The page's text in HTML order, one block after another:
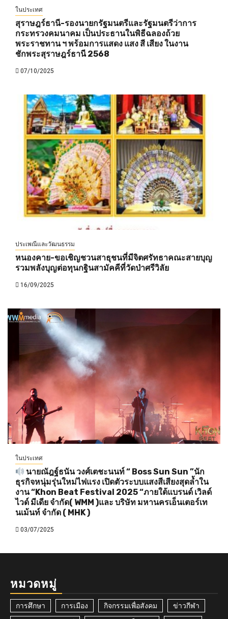
ในประเทศ
สุราษฎร์ธานี-รองนายกรัฐมนตรีและรัฐมนตรีว่าการ
กระทรวงคมนาคม เป็นประธานในพิธีฉลองถ้วย
พระราชทาน ฯ พร้อมการแสดง แสง สี เสียง ในงาน
ชักพระสุราษฎร์ธานี 2568
07/10/2025
ประเพณีและวัฒนธรรม
หนองคาย-ขอเชิญชวนสาธุชนที่มีจิตศรัทธาคณะสายบุญ
รวมพลังบุญต่อทุนกฐินสามัคคีที่วัดป่าศรีวิลัย
16/09/2025
ในประเทศ
นายณัฎฐ์ธนัน วงศ์เตชะนนท์ “ Boss Sun Sun ”นัก
ธุรกิจหนุ่มรุ่นใหม่ไฟแรง เปิดตัวระบบแสงสีเสียงสุดล้ำใน
งาน “Khon Beat Festival 2025 “ภายใต้แบรนด์ เวิลด์
ไวด์ มีเดีย จำกัด( WMM )และ บริษัท มหานครเอ็นเตอร์เท
นเม้นท์ จำกัด ( MHK )
03/07/2025
หมวดหมู่
การศึกษา การเมือง กิจกรรมเพื่อสังคม ข่าวกีฬา